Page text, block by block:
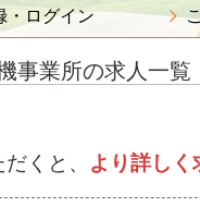
・ログイン
事業所の求人一覧
くと、 より詳しく